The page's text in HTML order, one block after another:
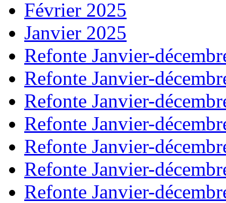
Février 2025
Janvier 2025
Refonte Janvier-
Refonte Janvier-
Refonte Janvier-
Refonte Janvier-
Refonte Janvier-
Refonte Janvier-
Refonte Janvier-